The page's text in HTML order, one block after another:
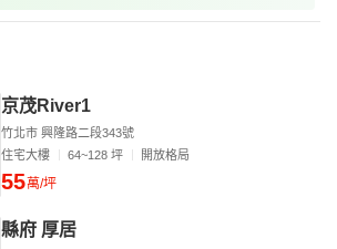
京茂River1
竹北市 興隆路二段343號
住宅大樓
64~128 坪 開放格局
55萬/坪
縣府 厚居